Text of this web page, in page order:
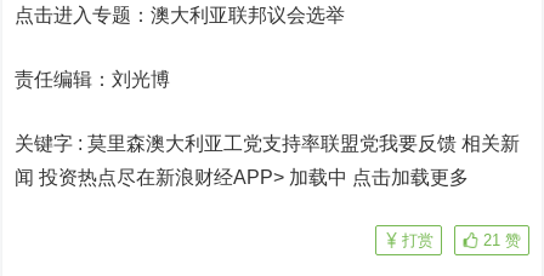
点击进入专题：澳大利亚联邦议会选举
责任编辑：刘光博
关键字 :莫里森澳大利亚工党支持率联盟党我要反馈 相关新
闻投资热点尽在新浪财经APP> 加载中 点击加载更多
21 赞
打赏